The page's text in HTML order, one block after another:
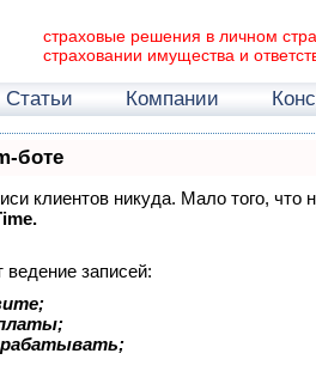
страховые решения в личном
страховании имущества и
Статьи Компании
боте
клиентов никуда. Мало того,
записей: